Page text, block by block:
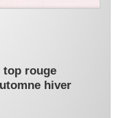
top rouge
hiver